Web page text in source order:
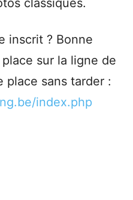
classiques.
inscrit ? Bonne
sur la ligne de
place sans tarder :
index.php